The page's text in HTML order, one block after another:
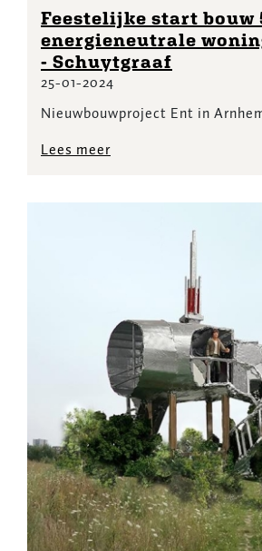
Feestelijke start bouw
energieneutrale
- Schuytgraaf
25-01-2024
Nieuwbouwproject Ent in
Lees meer